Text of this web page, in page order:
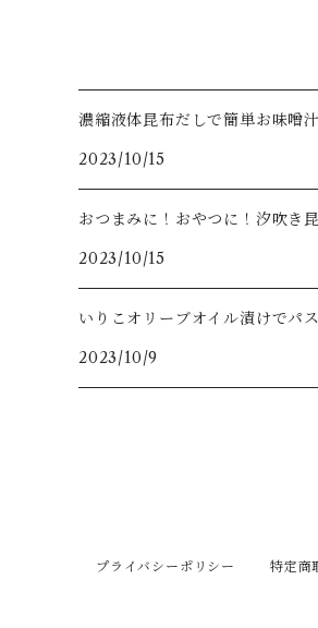
濃縮液体昆布だしで簡単お味噌汁
2023/10/15
おつまみに！おやつに！汐吹き
2023/10/15
いりこオリーブオイル漬けでパ
2023/10/9
プライバシーポリシー 特定商